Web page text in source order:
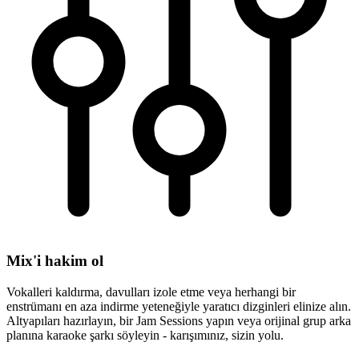
Mix'i hakim ol
Vokalleri kaldırma, davulları izole etme veya herhangi bir
enstrümanı en aza indirme yeteneğiyle yaratıcı dizginleri elinize alın.
Altyapıları hazırlayın, bir Jam Sessions yapın veya orijinal grup arka
planına karaoke şarkı söyleyin - karışımınız, sizin yolu.